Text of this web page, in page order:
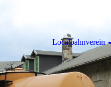
Localbahnverein